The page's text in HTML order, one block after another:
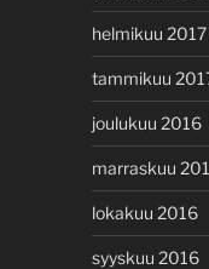
helmikuu 2017
tammikuu
joulukuu 2016
marraskuu
lokakuu 2016
syyskuu 2016